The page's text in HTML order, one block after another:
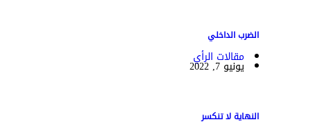
الضرب الداخلي
مقالات الرأي
يونيو 7, 2022
النهاية لا تنكسر